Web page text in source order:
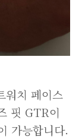
워치 페이스
핏 GTR이
가능합니다.